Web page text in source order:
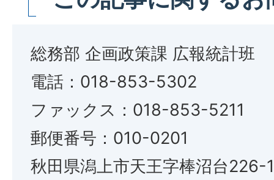
総務部 企画政策課 広報統計班
電話：018-853-5302
ファックス：018-853-5211
郵便番号：010-0201
秋田県潟上市天王字棒沼台226-1